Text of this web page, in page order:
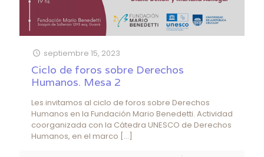
septiembre 15, 2023
Ciclo de foros sobre Derechos
Humanos. Mesa 2
Les invitamos al ciclo de foros sobre Derechos
Humanos en la Fundación Mario Benedetti. Actividad
coorganizada con la Cátedra UNESCO de Derechos
Humanos, en el marco […]